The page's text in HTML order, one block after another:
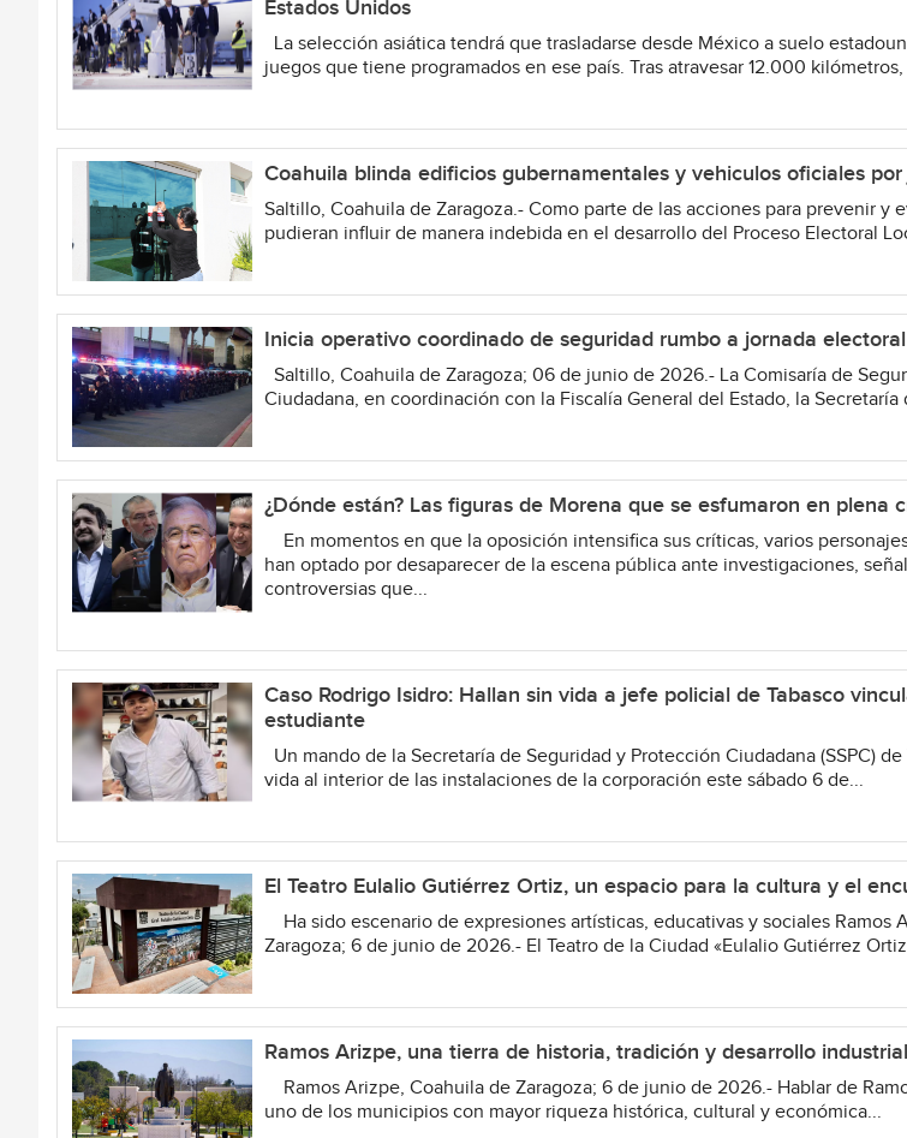
Estados Unidos
La selección asiática tendrá que trasladarse desde México a suelo
juegos que tiene programados en ese país. Tras atravesar 12.000
Coahuila blinda edificios gubernamentales y vehiculos oficiales
Saltillo, Coahuila de Zaragoza.- Como parte de las acciones para prevenir y
pudieran influir de manera indebida en el desarrollo del Proceso Electoral
Inicia operativo coordinado de seguridad rumbo a jornada
Saltillo, Coahuila de Zaragoza; 06 de junio de 2026.- La Comisaría de
Ciudadana, en coordinación con la Fiscalía General del Estado, la Secretaría
¿Dónde están? Las figuras de Morena que se esfumaron en plena
En momentos en que la oposición intensifica sus críticas, varios
han optado por desaparecer de la escena pública ante investigaciones,
controversias que...
Caso Rodrigo Isidro: Hallan sin vida a jefe policial de Tabasco
estudiante
Un mando de la Secretaría de Seguridad y Protección Ciudadana (SSPC)
vida al interior de las instalaciones de la corporación este sábado 6 de...
El Teatro Eulalio Gutiérrez Ortiz, un espacio para la cultura y el
Ha sido escenario de expresiones artísticas, educativas y sociales Ramos
Zaragoza; 6 de junio de 2026.- El Teatro de la Ciudad «Eulalio Gutiérrez
Ramos Arizpe, una tierra de historia, tradición y desarrollo industrial
Ramos Arizpe, Coahuila de Zaragoza; 6 de junio de 2026.- Hablar de
uno de los municipios con mayor riqueza histórica, cultural y económica...